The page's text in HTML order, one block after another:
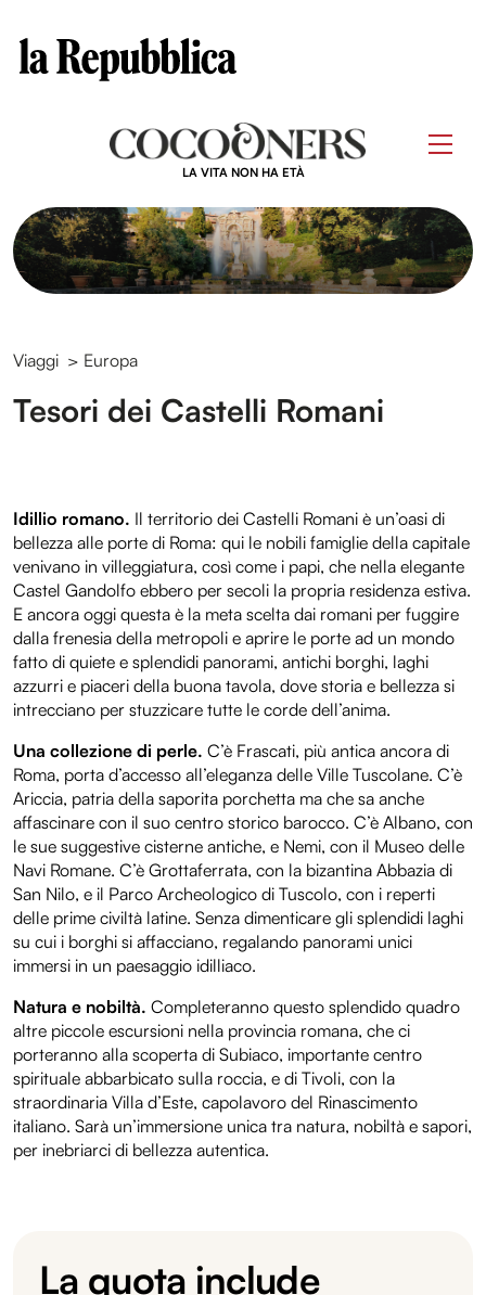
LA VITA NON HA ETÀ
Viaggi > Europa
Tesori dei Castelli Romani
Idillio romano. Il territorio dei Castelli Romani è un’oasi di
bellezza alle porte di Roma: qui le nobili famiglie della capitale
venivano in villeggiatura, così come i papi, che nella elegante
Castel Gandolfo ebbero per secoli la propria residenza estiva.
E ancora oggi questa è la meta scelta dai romani per fuggire
dalla frenesia della metropoli e aprire le porte ad un mondo
fatto di quiete e splendidi panorami, antichi borghi, laghi
azzurri e piaceri della buona tavola, dove storia e bellezza si
intrecciano per stuzzicare tutte le corde dell’anima.
Una collezione di perle. C’è Frascati, più antica ancora di
Roma, porta d’accesso all’eleganza delle Ville Tuscolane. C’è
Ariccia, patria della saporita porchetta ma che sa anche
affascinare con il suo centro storico barocco. C’è Albano, con
le sue suggestive cisterne antiche, e Nemi, con il Museo delle
Navi Romane. C’è Grottaferrata, con la bizantina Abbazia di
San Nilo, e il Parco Archeologico di Tuscolo, con i reperti
delle prime civiltà latine. Senza dimenticare gli splendidi laghi
su cui i borghi si affacciano, regalando panorami unici
immersi in un paesaggio idilliaco.
Natura e nobiltà. Completeranno questo splendido quadro
altre piccole escursioni nella provincia romana, che ci
porteranno alla scoperta di Subiaco, importante centro
spirituale abbarbicato sulla roccia, e di Tivoli, con la
straordinaria Villa d’Este, capolavoro del Rinascimento
italiano. Sarà un’immersione unica tra natura, nobiltà e sapori,
per inebriarci di bellezza autentica.
La quota include